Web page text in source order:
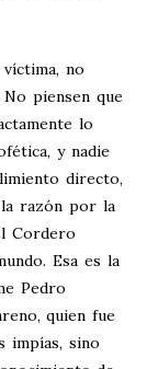
no
piensen que
lo
y nadie
directo,
razón por la
Cordero
Esa es la
Pedro
quien fue
impías, sino